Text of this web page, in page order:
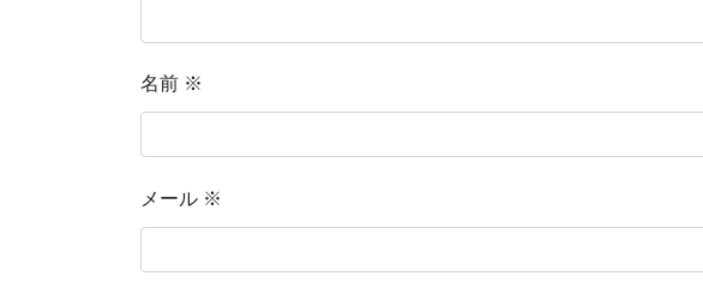
名前 ※
メール ※